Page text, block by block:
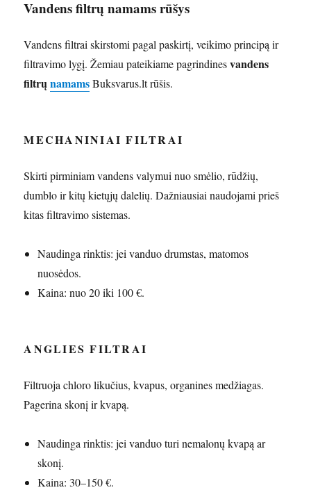
Vandens filtrų namams rūšys
Vandens filtrai skirstomi pagal paskirtį, veikimo principą ir
filtravimo lygį. Žemiau pateikiame pagrindinesvandens
filtrųnamamsBuksvarus.lt rūšis.
MECHANINIAI FILTRAI
Skirti pirminiam vandens valymui nuo smėlio, rūdžių,
dumblo ir kitų kietųjų dalelių. Dažniausiai naudojami prieš
kitas filtravimo sistemas.
Naudinga rinktis: jei vanduo drumstas, matomos
nuosėdos.
Kaina: nuo 20 iki 100 €.
ANGLIES FILTRAI
Filtruoja chloro likučius, kvapus, organines medžiagas.
Pagerina skonį ir kvapą.
Naudinga rinktis: jei vanduo turi nemalonų kvapą ar
skonį.
Kaina: 30–150 €.